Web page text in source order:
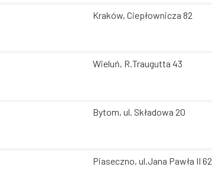
Kraków, Ciepłownicza 82
Wieluń, R.Traugutta 43
Bytom, ul. Składowa 20
Piaseczno, ul.Jana Pawła II 62